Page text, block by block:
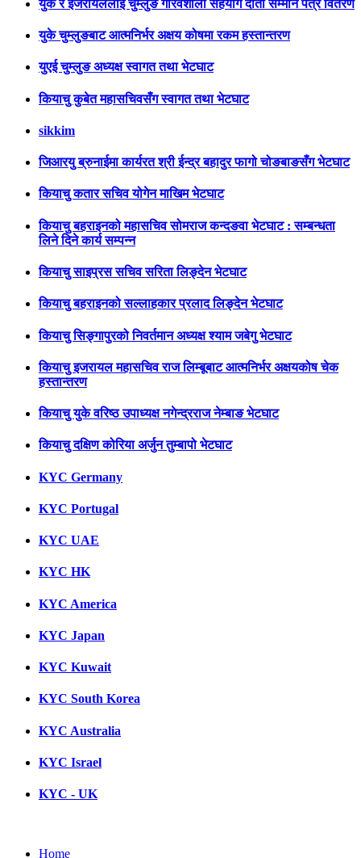
युके र इजरायललाई चुम्लुङ गौरवशाली सहयोग दाता सम्मान पत्र वितरण
युके चुम्लुङबाट आत्मनिर्भर अक्षय कोषमा रकम हस्तान्तरण
युएई चुम्लुङ अध्यक्ष स्वागत तथा भेटघाट
कियाचु कुबेत महासचिवसँग स्वागत तथा भेटघाट
sikkim
जिआरयु ब्रुनाईमा कार्यरत श्री ईन्द्र बहादुर फागो चोङबाङसँग भेटघाट
कियाचु कतार सचिव योगेन माखिम भेटघाट
कियाचु बहराइनको महासचिव सोमराज कन्दङवा भेटघाट : सम्बन्धता
लिने दिने कार्य सम्पन्न
कियाचु साइप्रस सचिव सरिता लिङ्देन भेटघाट
कियाचु बहराइनको सल्लाहकार प्रलाद लिङ्देन भेटघाट
कियाचु सिङ्गापुरको निवर्तमान अध्यक्ष श्याम जबेगु भेटघाट
कियाचु इजरायल महासचिव राज लिम्बूबाट आत्मनिर्भर अक्षयकोष चेक
हस्तान्तरण
कियाचु युके वरिष्ठ उपाध्यक्ष नगेन्द्रराज नेम्बाङ भेटघाट
कियाचु दक्षिण कोरिया अर्जुन तुम्बापो भेटघाट
KYC Germany
KYC Portugal
KYC UAE
KYC HK
KYC America
KYC Japan
KYC Kuwait
KYC South Korea
KYC Australia
KYC Israel
KYC - UK
Home